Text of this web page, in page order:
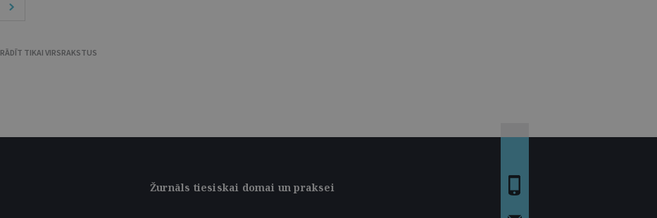
RĀDĪT TIKAI VIRSRAKSTUS
Žurnāls tiesiskai domai un praksei